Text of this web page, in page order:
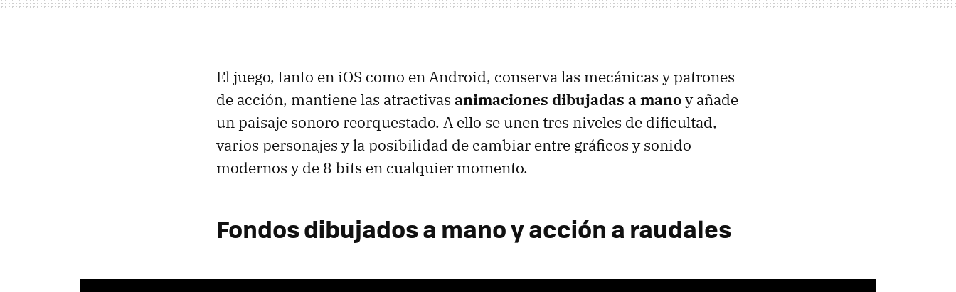
El juego, tanto en iOS como en Android, conserva las mecánicas y patrones
de acción, mantiene las atractivas animaciones dibujadas a manoy añade
un paisaje sonoro reorquestado. A ello se unen tres niveles de dificultad,
varios personajes y la posibilidad de cambiar entre gráficos y sonido
modernos y de 8 bits en cualquier momento.
Fondos dibujados a mano y acción a raudales